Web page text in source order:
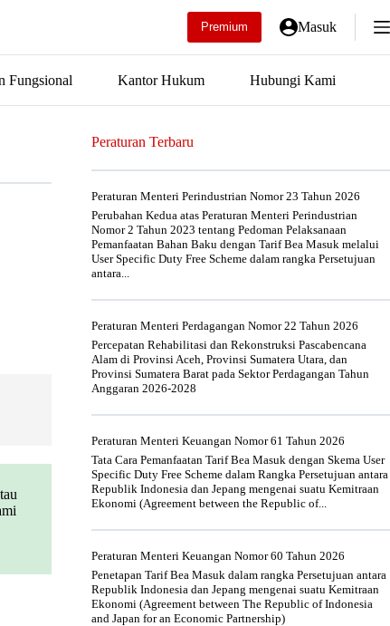
Premium Masuk
Fungsional Kantor Hukum Hubungi Kami
Peraturan Terbaru
Peraturan Menteri Perindustrian Nomor 23 Tahun 2026
Perubahan Kedua atas Peraturan Menteri Perindustrian
Nomor 2 Tahun 2023 tentang Pedoman Pelaksanaan
Pemanfaatan Bahan Baku dengan Tarif Bea Masuk melalui
User Specific Duty Free Scheme dalam rangka Persetujuan
antara...
Peraturan Menteri Perdagangan Nomor 22 Tahun 2026
Percepatan Rehabilitasi dan Rekonstruksi Pascabencana
Alam di Provinsi Aceh, Provinsi Sumatera Utara, dan
Provinsi Sumatera Barat pada Sektor Perdagangan Tahun
Anggaran 2026-2028
Peraturan Menteri Keuangan Nomor 61 Tahun 2026
Tata Cara Pemanfaatan Tarif Bea Masuk dengan Skema User
Specific Duty Free Scheme dalam Rangka Persetujuan antara
Republik Indonesia dan Jepang mengenai suatu Kemitraan
Ekonomi (Agreement between the Republic of...
Peraturan Menteri Keuangan Nomor 60 Tahun 2026
Penetapan Tarif Bea Masuk dalam rangka Persetujuan antara
Republik Indonesia dan Jepang mengenai suatu Kemitraan
Ekonomi (Agreement between The Republic of Indonesia
and Japan for an Economic Partnership)